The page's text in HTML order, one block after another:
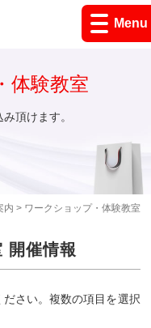
Menu
内 > ワークショップ・体験教室
体験教室
頂けます。
開催情報
さい。複数の項目を選択